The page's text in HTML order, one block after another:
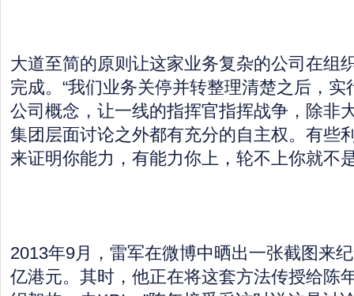
大道至简的原则让这家业务复杂的公司在组
完成。“我们业务关停并转整理清楚之后，
公司概念，让一线的指挥官指挥战争，除非
集团层面讨论之外都有充分的自主权。有些
来证明你能力，有能力你上，轮不上你就不
2013年9月，雷军在微博中晒出一张截图来
亿港元。其时，他正在将这套方法传授给陈